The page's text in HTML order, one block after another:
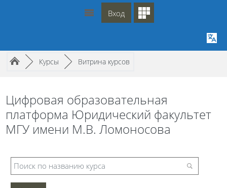
Вход
Путь к странице
/► Курсы /► Витрина курсов
Цифровая образовательная
платформа Юридический факультет
МГУ имени М.В. Ломоносова